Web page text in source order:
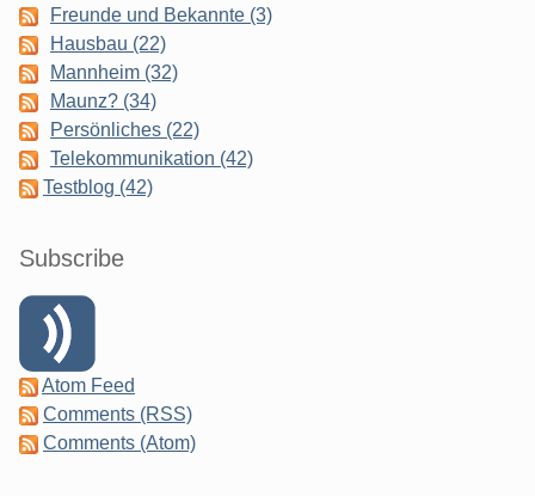
Freunde und Bekannte (3)
Hausbau (22)
Mannheim (32)
Maunz? (34)
Persönliches (22)
Telekommunikation (42)
Testblog (42)
Subscribe
Atom Feed
Comments (RSS)
Comments (Atom)